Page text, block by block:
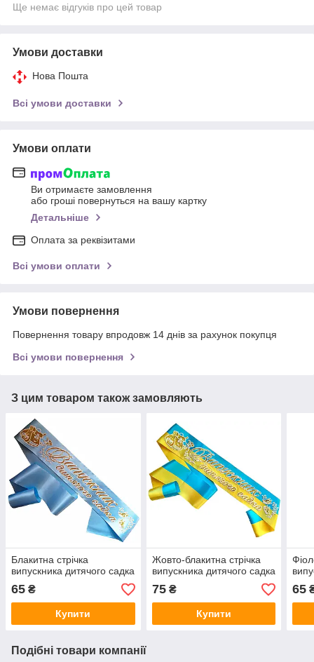
Ще немає відгуків про цей товар
Умови доставки
Нова Пошта
Всі умови доставки
Умови оплати
Ви отримаєте замовлення
або гроші повернуться на вашу картку
Детальніше
Оплата за реквізитами
Всі умови оплати
Умови повернення
Повернення товару впродовж 14 днів за рахунок покупця
Всі умови повернення
З цим товаром також замовляють
Блакитна стрічка
випускника дитячого садка
65 ₴
Купити
Жовто-блакитна стрічка
випускника дитячого садка
75₴
Купити
65
Подібні товари компанії